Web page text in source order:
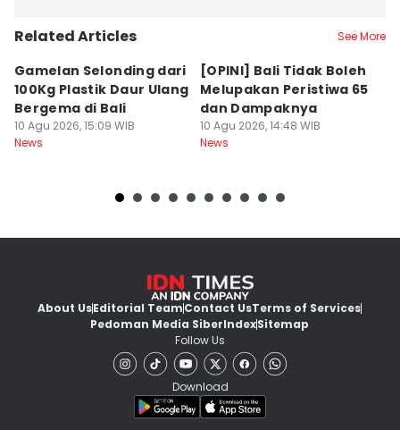
Related Articles See More
Gamelan Selonding dari
100Kg Plastik Daur Ulang
Bergema di Bali
10 Agu 2026, 15:09 WIB
News
[OPINI] Bali Tidak Boleh
Melupakan Peristiwa 65
dan Dampaknya
10 Agu 2026, 14:48 WIB
News
About UsEditorial TeamContact UsTerms of Services
Pedoman Media SiberIndexSitemap
Follow Us
Download